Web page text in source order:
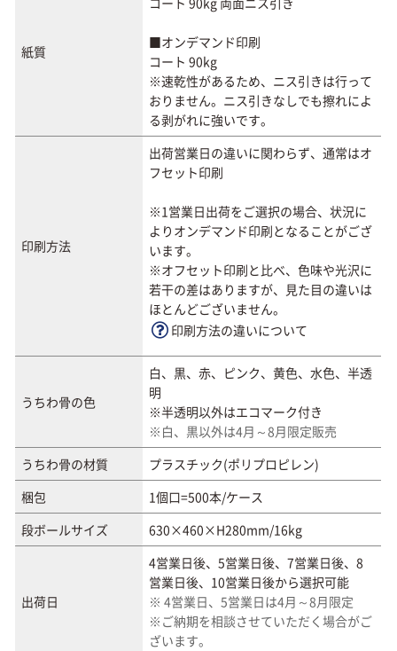
紙質
■オンデマンド印刷
コート 90kg
※速乾性があるため、ニス引きは行って
おりません。ニス引きなしでも擦れによ
る剥がれに強いです。
印刷方法
出荷営業日の違いに関わらず、通常はオ
フセット印刷
※1営業日出荷をご選択の場合、状況に
よりオンデマンド印刷となることがござ
います。
※オフセット印刷と比べ、色味や光沢に
若干の差はありますが、見た目の違いは
ほとんどございません。
印刷方法の違いについて
うちわ骨の色
白、黒、赤、ピンク、黄色、水色、半透
明
※半透明以外はエコマーク付き
※白、黒以外は4月～8月限定販売
うちわ骨の材質
プラスチック(ポリプロピレン)
梱包
1個口=500本/ケース
段ボールサイズ
630×460×H280mm/16kg
出荷日
4営業日後、5営業日後、7営業日後、8
営業日後、10営業日後から選択可能
※ 4営業日、5営業日は4月～8月限定
※ご納期を相談させていただく場合がご
ざいます。